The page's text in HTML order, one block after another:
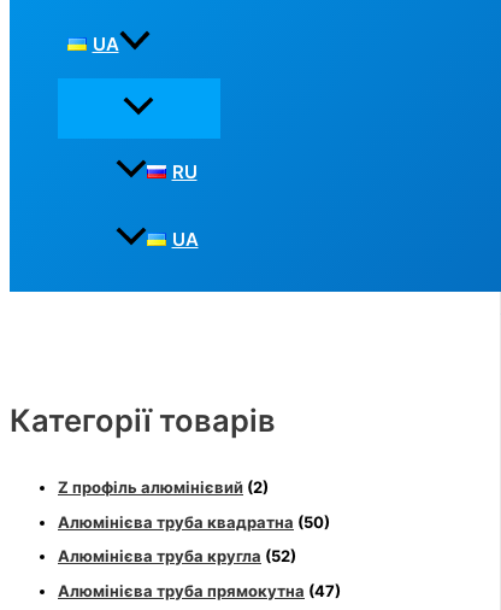
UA
RU
UA
Категорії товарів
Z профіль алюмінієвий (2)
Алюмінієва труба квадратна (50)
Алюмінієва труба кругла (52)
Алюмінієва труба прямокутна (47)